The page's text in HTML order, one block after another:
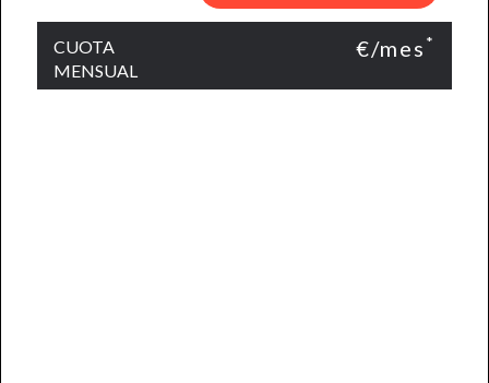
CUOTA
MENSUAL
€/mes *